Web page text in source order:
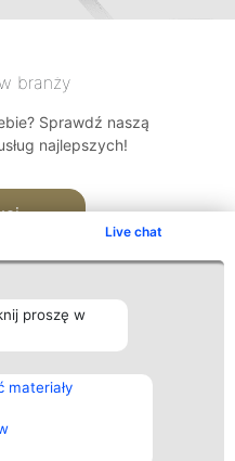
Live chat
proszę w
materiały
branży
Sprawdź naszą
najlepszych!
Kontakt
Kontakt